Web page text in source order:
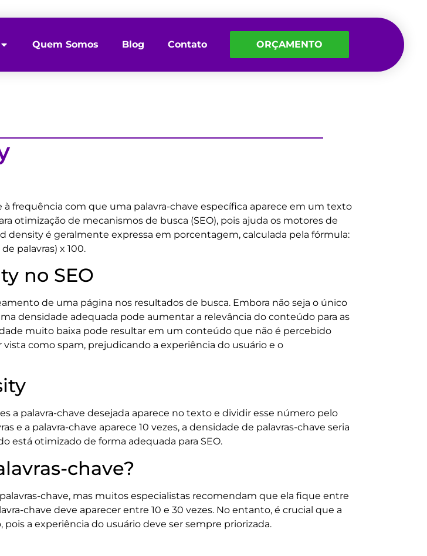
Quem Somos Blog Contato ORÇAMENTO
à frequência com que uma palavra-chave específica aparece em um texto
otimização de mecanismos de busca (SEO), pois ajuda os motores de
é geralmente expressa em porcentagem, calculada pela fórmula:
palavras) x 100.
no SEO
de uma página nos resultados de busca. Embora não seja o único
densidade adequada pode aumentar a relevância do conteúdo para as
muito baixa pode resultar em um conteúdo que não é percebido
como spam, prejudicando a experiência do usuário e o
a palavra-chave desejada aparece no texto e dividir esse número pelo
e a palavra-chave aparece 10 vezes, a densidade de palavras-chave seria
está otimizado de forma adequada para SEO.
chave?
chave, mas muitos especialistas recomendam que ela fique entre
chave deve aparecer entre 10 e 30 vezes. No entanto, é crucial que a
a experiência do usuário deve ser sempre priorizada.